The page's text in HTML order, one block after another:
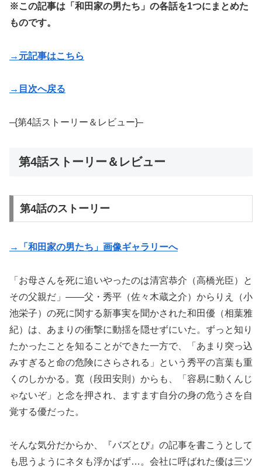
※この記事は「和田家の男たち」の各話を1つにまとめた
ものです。
→元記事はこちら
→目次へ戻る
–{第4話ストーリー＆レビュー}–
第4話ストーリー＆レビュー
第4話のストーリー
→「和田家の男たち」画像ギャラリーへ
「お母さんを死に追いやったのは清宮恭介（高橋光臣）と
その父親だ」――父・秀平（佐々木蔵之介）からりえ（小
池栄子）の死に関する新事実を聞かされた和田優（相葉雅
紀）は、あまりの衝撃に動揺を隠せずにいた。ずっと知り
たかったことを知ることができた一方で、「あまり突っ込
みすぎると命の危険にさらされる」という秀平の言葉も重
くのしかかる。寛（段田安則）からも、「容易に動くんじ
ゃないぞ」と念を押され、ますます自分の身の危うさを自
覚する優だった。
そんな気分だからか、『バズとぴ』の記事を書こうとして
も思うようにネタも浮かばず…。会社に呼ばれた優は三ツ